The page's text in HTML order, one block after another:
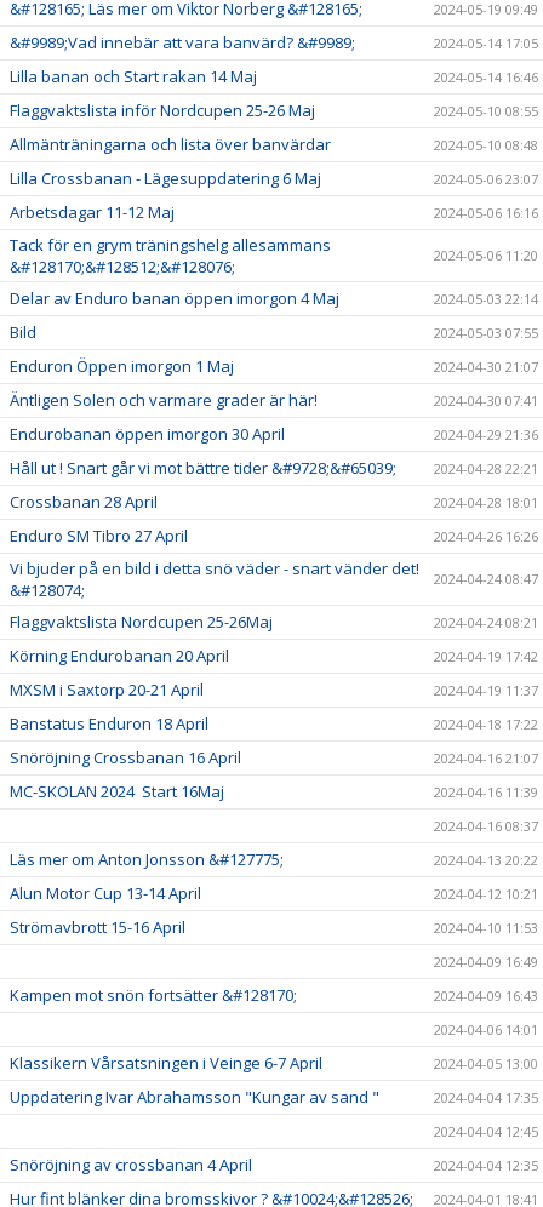
&#128165; Läs mer om Viktor Norberg &#128165; 2024-05-19 09:49
&#9989;Vad innebär att vara banvärd? &#9989; 2024-05-14 17:05
Lilla banan och Start rakan 14 Maj 2024-05-14 16:46
Flaggvaktslista inför Nordcupen 25-26 Maj 2024-05-10 08:55
Allmänträningarna och lista över banvärdar 2024-05-10 08:48
Lilla Crossbanan - Lägesuppdatering 6 Maj 2024-05-06 23:07
Arbetsdagar 11-12 Maj 2024-05-06 16:16
Tack för en grym träningshelg allesammans
&#128170;&#128512;&#128076;
2024-05-06 11:20
Delar av Enduro banan öppen imorgon 4 Maj 2024-05-03 22:14
Bild 2024-05-03 07:55
Enduron Öppen imorgon 1 Maj 2024-04-30 21:07
Äntligen Solen och varmare grader är här! 2024-04-30 07:41
Endurobanan öppen imorgon 30 April 2024-04-29 21:36
Håll ut ! Snart går vi mot bättre tider &#9728;&#65039; 2024-04-28 22:21
Crossbanan 28 April 2024-04-28 18:01
Enduro SM Tibro 27 April 2024-04-26 16:26
Vi bjuder på en bild i detta snö väder - snart vänder det!
&#128074;
2024-04-24 08:47
Flaggvaktslista Nordcupen 25-26Maj 2024-04-24 08:21
Körning Endurobanan 20 April 2024-04-19 17:42
MXSM i Saxtorp 20-21 April 2024-04-19 11:37
Banstatus Enduron 18 April 2024-04-18 17:22
Snöröjning Crossbanan 16 April 2024-04-16 21:07
MC-SKOLAN 2024 Start 16Maj
2024-04-16 11:39
2024-04-16 08:37
Läs mer om Anton Jonsson &#127775; 2024-04-13 20:22
Alun Motor Cup 13-14 April 2024-04-12 10:21
Strömavbrott 15-16 April
2024-04-10 11:53
2024-04-09 16:49
Kampen mot snön fortsätter &#128170;
2024-04-09 16:43
2024-04-06 14:01
Klassikern Vårsatsningen i Veinge 6-7 April 2024-04-05 13:00
Uppdatering Ivar Abrahamsson "Kungar av sand "
2024-04-04 17:35
2024-04-04 12:45
Snöröjning av crossbanan 4 April 2024-04-04 12:35
Hur fint blänker dina bromsskivor ? &#10024;&#128526; 2024-04-01 18:41